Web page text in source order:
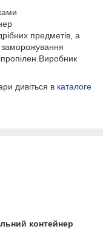
предметів, а
в каталоге
контейнер